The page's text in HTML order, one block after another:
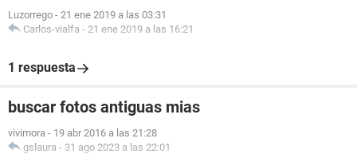
Luzorrego - 21 ene 2019 a las 03:31
Carlos-vialfa - 21 ene 2019 a las 16:21
1 respuesta
buscar fotos antiguas mias
vivimora - 19 abr 2016 a las 21:28
gslaura - 31 ago 2023 a las 22:01